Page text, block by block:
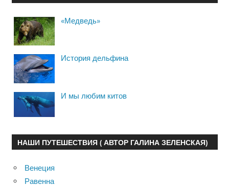
«Медведь»
История дельфина
И мы любим китов
НАШИ ПУТЕШЕСТВИЯ ( АВТОР ГАЛИНА ЗЕЛЕНСКАЯ)
Венеция
Равенна